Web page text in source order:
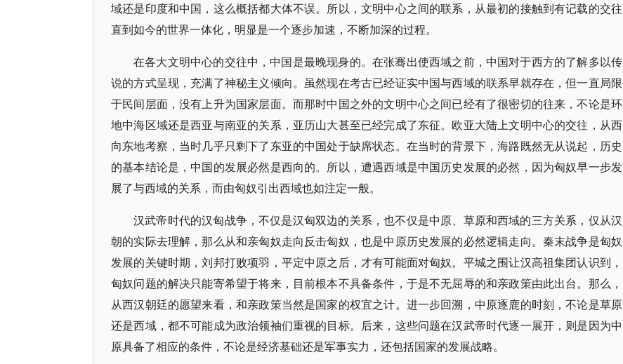
域还是印度和中国，这么概括都大体不误。所以，文明中心之间的联系，从最初的接触到有记载的交往
直到如今的世界一体化，明显是一个逐步加速，不断加深的过程。
在各大文明中心的交往中，中国是最晚现身的。在张骞出使西域之前，中国对于西方的了解多以传
说的方式呈现，充满了神秘主义倾向。虽然现在考古已经证实中国与西域的联系早就存在，但一直局限
于民间层面，没有上升为国家层面。而那时中国之外的文明中心之间已经有了很密切的往来，不论是环
地中海区域还是西亚与南亚的关系，亚历山大甚至已经完成了东征。欧亚大陆上文明中心的交往，从西
向东地考察，当时几乎只剩下了东亚的中国处于缺席状态。在当时的背景下，海路既然无从说起，历史
的基本结论是，中国的发展必然是西向的。所以，遭遇西域是中国历史发展的必然，因为匈奴早一步发
展了与西域的关系，而由匈奴引出西域也如注定一般。
汉武帝时代的汉匈战争，不仅是汉匈双边的关系，也不仅是中原、草原和西域的三方关系，仅从汉
朝的实际去理解，那么从和亲匈奴走向反击匈奴，也是中原历史发展的必然逻辑走向。秦末战争是匈奴
发展的关键时期，刘邦打败项羽，平定中原之后，才有可能面对匈奴。平城之围让汉高祖集团认识到，
匈奴问题的解决只能寄希望于将来，目前根本不具备条件，于是不无屈辱的和亲政策由此出台。那么，
从西汉朝廷的愿望来看，和亲政策当然是国家的权宜之计。进一步回溯，中原逐鹿的时刻，不论是草原
还是西域，都不可能成为政治领袖们重视的目标。后来，这些问题在汉武帝时代逐一展开，则是因为中
原具备了相应的条件，不论是经济基础还是军事实力，还包括国家的发展战略。